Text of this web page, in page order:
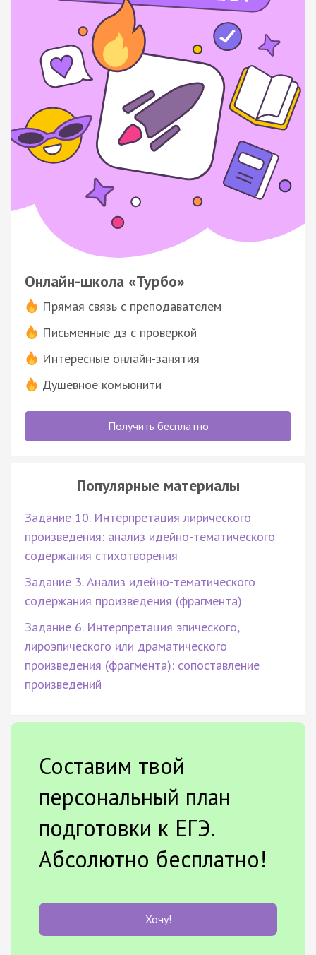
Онлайн-школа «Турбо»
Прямая связь с преподавателем
Письменные дз с проверкой
Интересные онлайн-занятия
Душевное комьюнити
Получить бесплатно
Популярные материалы
Задание 10. Интерпретация лирического
произведения: анализ идейно-тематического
содержания стихотворения
Задание 3. Анализ идейно-тематического
содержания произведения (фрагмента)
Задание 6. Интерпретация эпического,
лироэпического или драматического
произведения (фрагмента): сопоставление
произведений
Составим твой
персональный план
подготовки к ЕГЭ.
Абсолютно бесплатно!
Хочу!